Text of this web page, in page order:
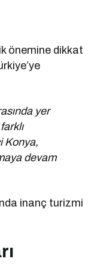
önemine dikkat
yer
Konya,
devam
inanç turizmi